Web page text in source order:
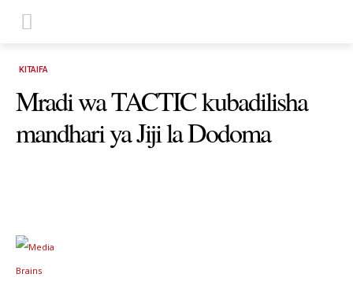
KITAIFA
Mradi wa TACTIC kubadilisha
mandhari ya Jiji la Dodoma